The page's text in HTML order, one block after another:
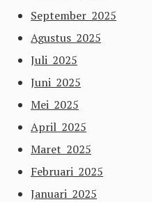
September 2025
Agustus 2025
Juli 2025
Juni 2025
Mei 2025
April 2025
Maret 2025
Februari 2025
Januari 2025